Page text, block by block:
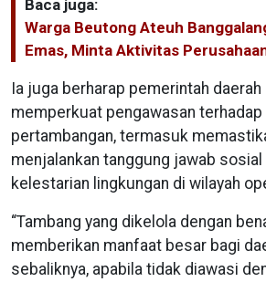
Baca juga:
Warga Beutong Ateuh
Emas, Minta Aktivitas
Ia juga berharap pemerintah daerah
memperkuat pengawasan
pertambangan, termasuk
menjalankan tanggung jawab sosial
kelestarian lingkungan di wilayah
“Tambang yang dikelola dengan
memberikan manfaat besar bagi
sebaliknya, apabila tidak diawasi